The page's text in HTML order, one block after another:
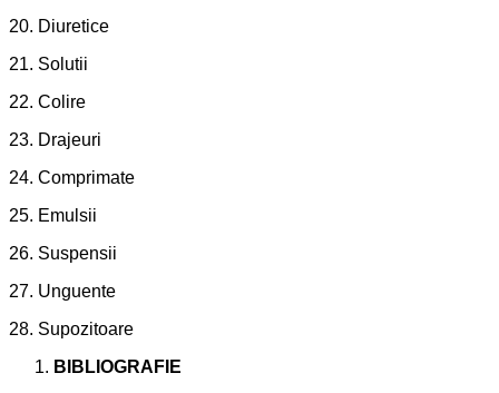
20. Diuretice
21. Solutii
22. Colire
23. Drajeuri
24. Comprimate
25. Emulsii
26. Suspensii
27. Unguente
28. Supozitoare
BIBLIOGRAFIE